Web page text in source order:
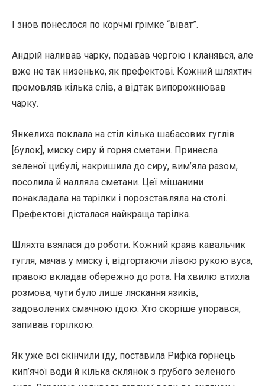
І знов понеслося по корчмі грімке “віват”.
Андрій наливав чарку, подавав чергою і кланявся, але
вже не так низенько, як префектові. Кожний шляхтич
промовляв кілька слів, а відтак випорожнював
чарку.
Янкелиха поклала на стіл кілька шабасових гуглів
[булок], миску сиру й горня сметани. Принесла
зеленої цибулі, накришила до сиру, вим’яла разом,
посолила й налляла сметани. Цеї мішанини
понакладала на тарілки і порозставляла на столі.
Префектові дісталася найкраща тарілка.
Шляхта взялася до роботи. Кожний краяв кавальчик
гугля, мачав у миску і, відгортаючи лівою рукою вуса,
правою вкладав обережно до рота. На хвилю втихла
розмова, чути було лише ляскання язиків,
задоволених смачною їдою. Хто скоріше упорався,
запивав горілкою.
Як уже всі скінчили їду, поставила Рифка горнець
кип’ячої води й кілька склянок з грубого зеленого